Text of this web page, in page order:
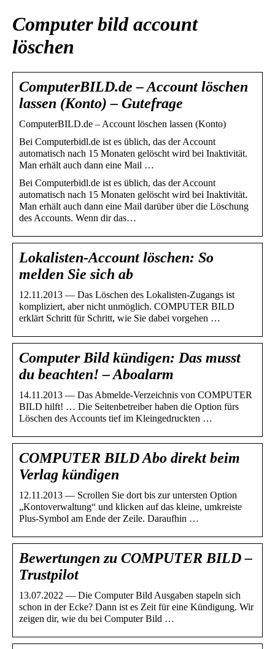
Computer bild account
löschen
ComputerBILD.de – Account löschen
lassen (Konto) – Gutefrage
ComputerBILD.de – Account löschen lassen (Konto)
Bei Computerbidl.de ist es üblich, das der Account
automatisch nach 15 Monaten gelöscht wird bei Inaktivität.
Man erhält auch dann eine Mail …
Bei Computerbidl.de ist es üblich, das der Account
automatisch nach 15 Monaten gelöscht wird bei Inaktivität.
Man erhält auch dann eine Mail darüber über die Löschung
des Accounts. Wenn dir das…
Lokalisten-Account löschen: So
melden Sie sich ab
12.11.2013 — Das Löschen des Lokalisten-Zugangs ist
kompliziert, aber nicht unmöglich. COMPUTER BILD
erklärt Schritt für Schritt, wie Sie dabei vorgehen …
Computer Bild kündigen: Das musst
du beachten! – Aboalarm
14.11.2013 — Das Abmelde-Verzeichnis von COMPUTER
BILD hilft! … Die Seitenbetreiber haben die Option fürs
Löschen des Accounts tief im Kleingedruckten …
COMPUTER BILD Abo direkt beim
Verlag kündigen
12.11.2013 — Scrollen Sie dort bis zur untersten Option
„Kontoverwaltung“ und klicken auf das kleine, umkreiste
Plus-Symbol am Ende der Zeile. Daraufhin …
Bewertungen zu COMPUTER BILD –
Trustpilot
13.07.2022 — Die Computer Bild Ausgaben stapeln sich
schon in der Ecke? Dann ist es Zeit für eine Kündigung. Wir
zeigen dir, wie du bei Computer Bild …